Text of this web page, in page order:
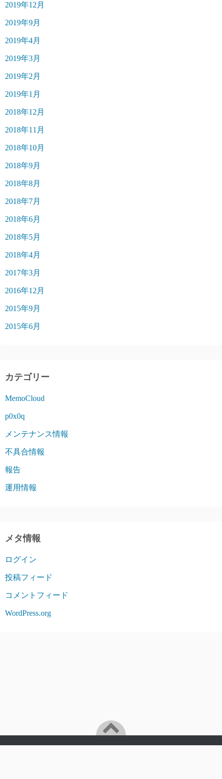
2019年12月
2019年9月
2019年4月
2019年3月
2019年2月
2019年1月
2018年12月
2018年11月
2018年10月
2018年9月
2018年8月
2018年7月
2018年6月
2018年5月
2018年4月
2017年3月
2016年12月
2015年9月
2015年6月
カテゴリー
MemoCloud
p0x0q
メンテナンス情報
不具合情報
報告
運用情報
メタ情報
ログイン
投稿フィード
コメントフィード
WordPress.org